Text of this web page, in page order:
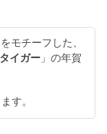
をモチーフした、
イガー 」の年賀
す。